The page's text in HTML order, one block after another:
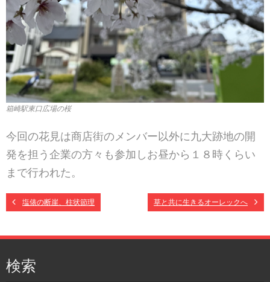
箱崎駅東口広場の桜
今回の花見は商店街のメンバー以外に九大跡地の開
発を担う企業の方々も参加しお昼から１８時くらい
まで行われた。
塩俵の断崖、柱状節理 草と共に生きるオーレックへ
検索